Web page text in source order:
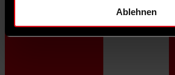
Ablehnen